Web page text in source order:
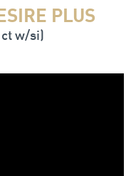
PLUS
w/si)